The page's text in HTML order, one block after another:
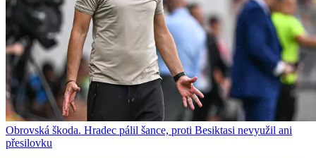
Obrovská škoda. Hradec pálil šance, proti Besiktasi nevyužil ani
přesilovku